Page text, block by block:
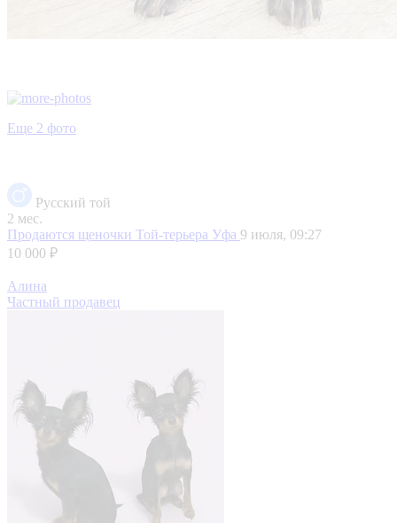
Еще 2 фото
Русский той
2 мес.
Продаются щеночки Той-терьера Уфа 9 июля, 09:27
10 000 ₽
Алина
Частный продавец